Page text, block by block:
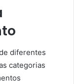
diferentes
categorias